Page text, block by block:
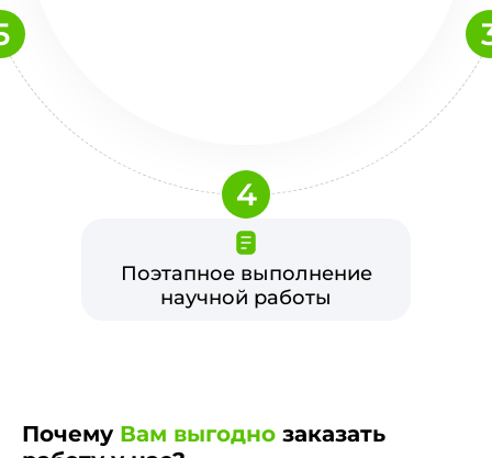
Поэтапное выполнение
научной работы
4
Почему Вам выгодно заказать